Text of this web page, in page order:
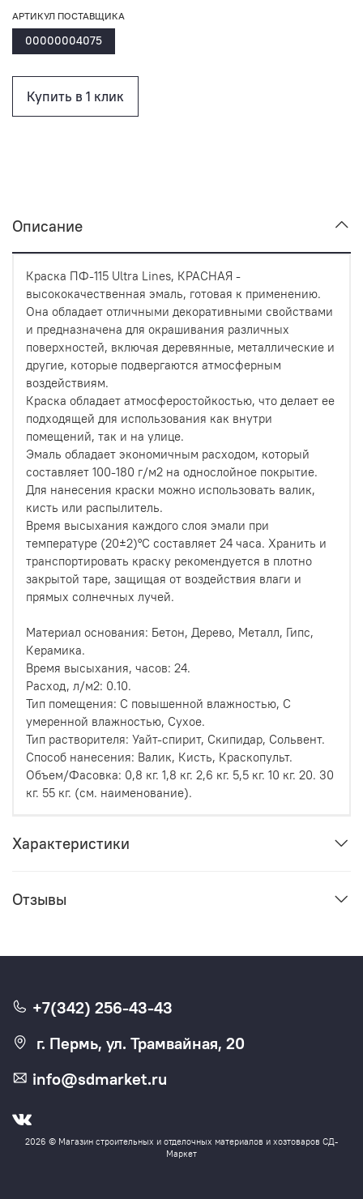
Купить в 1 клик
АРТИКУЛ ПОСТАВЩИКА
00000004075
Описание
Краска ПФ-115 Ultra Lines, КРАСНАЯ -
высококачественная эмаль, готовая к применению.
Она обладает отличными декоративными свойствами
и предназначена для окрашивания различных
поверхностей, включая деревянные, металлические и
другие, которые подвергаются атмосферным
воздействиям.
Краска обладает атмосферостойкостью, что делает ее
подходящей для использования как внутри
помещений, так и на улице.
Эмаль обладает экономичным расходом, который
составляет 100-180 г/м2 на однослойное покрытие.
Для нанесения краски можно использовать валик,
кисть или распылитель.
Время высыхания каждого слоя эмали при
температуре (20±2)°C составляет 24 часа. Хранить и
транспортировать краску рекомендуется в плотно
закрытой таре, защищая от воздействия влаги и
прямых солнечных лучей.
Материал основания: Бетон, Дерево, Металл, Гипс,
Керамика.
Время высыхания, часов: 24.
Расход, л/м2: 0.10.
Тип помещения: С повышенной влажностью, С
умеренной влажностью, Сухое.
Тип растворителя: Уайт-спирит, Скипидар, Сольвент.
Способ нанесения: Валик, Кисть, Краскопульт.
Объем/Фасовка: 0,8 кг. 1,8 кг. 2,6 кг. 5,5 кг. 10 кг. 20. 30
кг. 55 кг. (см. наименование).
Характеристики
Отзывы
2026 © Магазин строительных и отделочных материалов и хозтоваров СД-
Маркет
+7(342) 256-43-43
г. Пермь, ул. Трамвайная, 20
info@sdmarket.ru